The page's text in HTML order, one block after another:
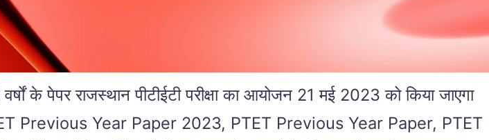
पेपर राजस्थान पीटीईटी परीक्षा का आयोजन 21 मई 2023 को किया जाएगा
PTET Previous Year Paper 2023, PTET Previous Year Paper, PTET